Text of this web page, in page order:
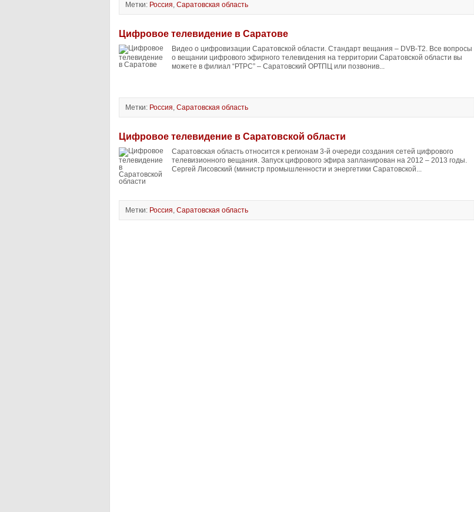
Метки: Россия, Саратовская область
Цифровое телевидение в Саратове
Видео о цифровизации Саратовской области. Стандарт вещания – DVB-T2. Все вопросы
о вещании цифрового эфирного телевидения на территории Саратовской области вы
можете в филиал “РТРС” – Саратовский ОРТПЦ или позвонив...
Метки: Россия, Саратовская область
Цифровое телевидение в Саратовской области
Саратовская область относится к регионам 3-й очереди создания сетей цифрового
телевизионного вещания. Запуск цифрового эфира запланирован на 2012 – 2013 годы.
Сергей Лисовский (министр промышленности и энергетики Саратовской...
Метки: Россия, Саратовская область